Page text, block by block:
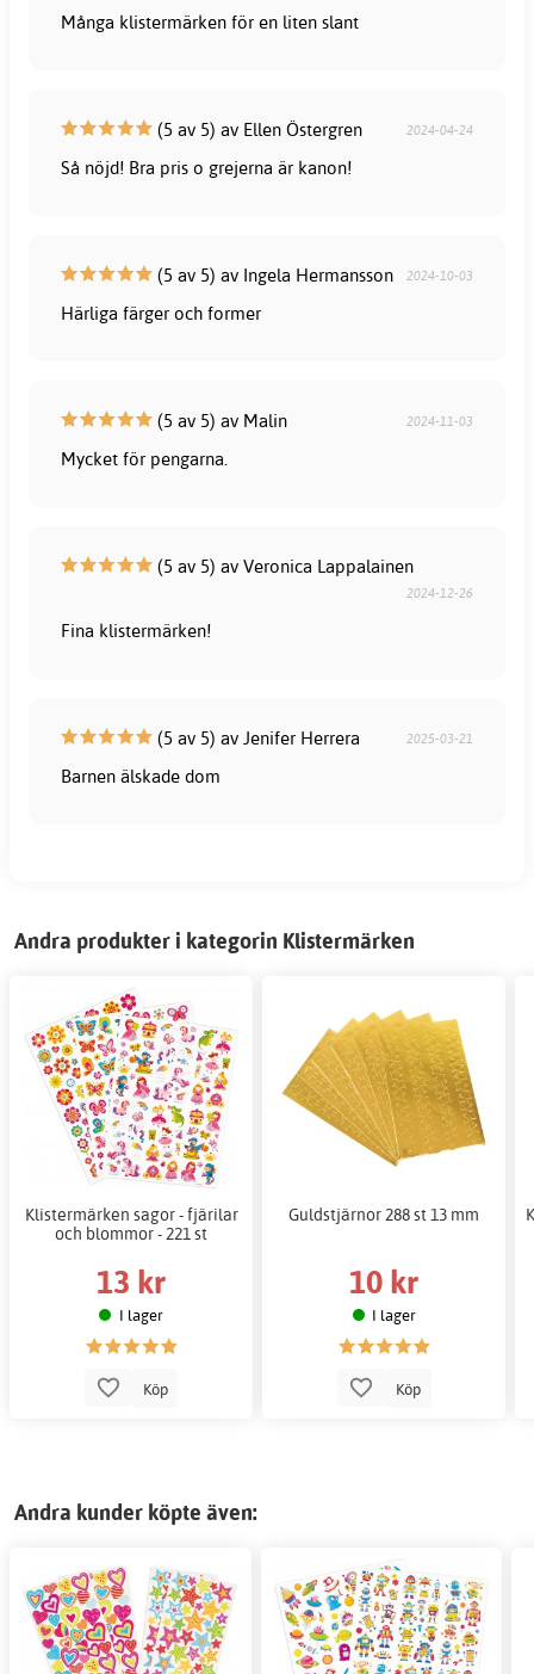
Många klistermärken för en liten slant
(5 av 5) av Ellen Östergren 2024-04-24
Så nöjd! Bra pris o grejerna är kanon!
(5 av 5) av Ingela Hermansson 2024-10-03
Härliga färger och former
(5 av 5) av Malin 2024-11-03
Mycket för pengarna.
(5 av 5) av Veronica Lappalainen
2024-12-26
Fina klistermärken!
(5 av 5) av Jenifer Herrera 2025-03-21
Barnen älskade dom
Andra produkter i kategorin Klistermärken
Klistermärken sagor - fjärilar
och blommor - 221 st
13 kr
I lager
Köp
Guldstjärnor 288 st 13 mm
10 kr
I lager
Köp
Andra kunder köpte även: